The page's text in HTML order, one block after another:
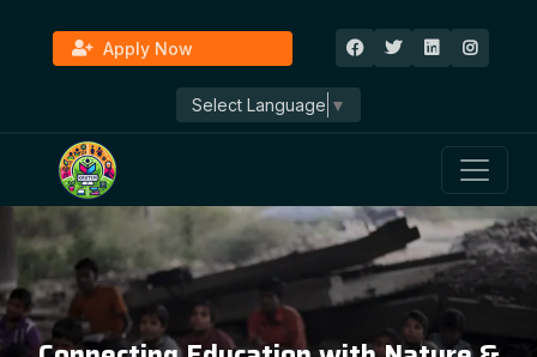
Apply Now
Select Language ▼